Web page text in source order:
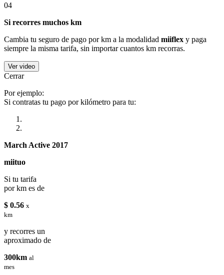
04
Si recorres muchos km
Cambia tu seguro de pago por km a la modalidad miiflex y paga
siempre la misma tarifa, sin importar cuantos km recorras.
Ver video
Cerrar
Por ejemplo:
Si contratas tu pago por kilómetro para tu:
March Active 2017
miituo
Si tu tarifa
por km es de
$ 0.56 x
km
y recorres un
aproximado de
300km al
mes